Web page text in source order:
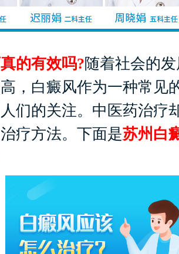
有效吗?随着社会的
，白癜风作为一种常见
们的关注。中医药治疗
疗方法。下面是苏州白